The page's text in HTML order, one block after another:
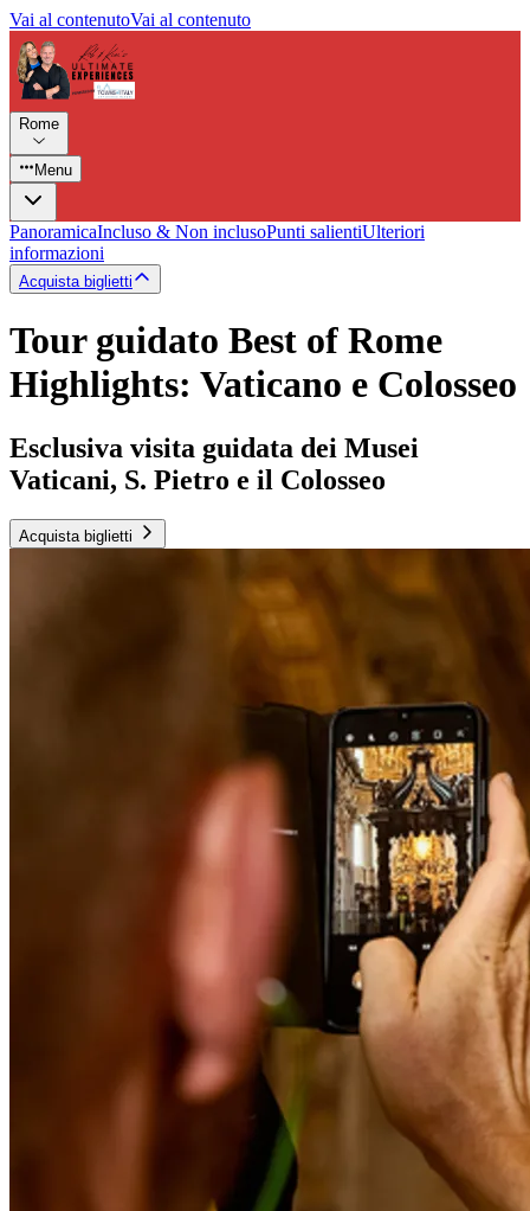
Vai al contenutoVai al contenuto
Rome
Menu
PanoramicaIncluso & Non inclusoPunti salientiUlteriori
informazioni
Acquista biglietti
Tour guidato Best of Rome
Highlights: Vaticano e Colosseo
Esclusiva visita guidata dei Musei
Vaticani, S. Pietro e il Colosseo
Acquista biglietti